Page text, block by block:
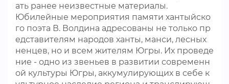
ать ранее неизвестные материалы.
Юбилейные мероприятия памяти хантыйско
го поэта В. Волдина адресованы не только пр
едставителям народов ханты, манси, лесных
ненцев, но и всем жителям Югры. Их проведе
ние - одно из звеньев в развитии современн
ой культуры Югры, аккумулирующих в себе к